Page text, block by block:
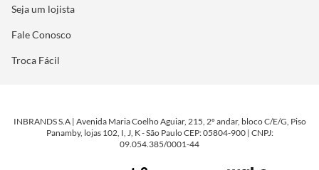
Seja um lojista
Fale Conosco
Troca Fácil
INBRANDS S.A | Avenida Maria Coelho Aguiar, 215, 2º andar, bloco C/E/G, Piso
Panamby, lojas 102, I, J, K - São Paulo CEP: 05804-900 | CNPJ:
09.054.385/0001-44